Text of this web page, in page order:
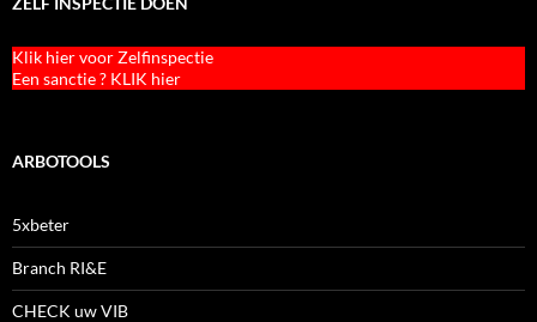
Klik hier voor Zelfinspectie
Een sanctie ? KLIK hier
ARBOTOOLS
5xbeter
Branch RI&E
CHECK uw VIB